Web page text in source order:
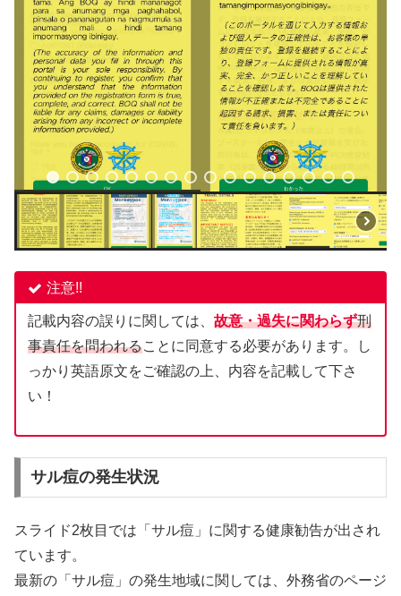
注意!!
記載内容の誤りに関しては、 故意・過失に関わらず刑
事責任を問われることに同意する必要があります。し
っかり英語原文をご確認の上、内容を記載して下さ
い！
サル痘の発生状況
スライド2枚目では「サル痘」に関する健康勧告が出され
ています。
最新の「サル痘」の発生地域に関しては、外務省のページ